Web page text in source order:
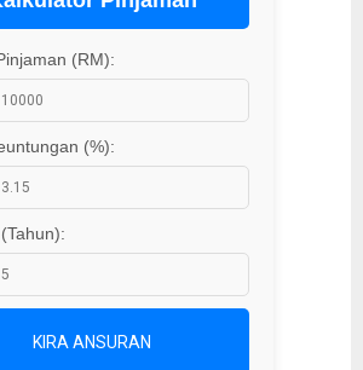
(RM):
(%):
KIRA ANSURAN